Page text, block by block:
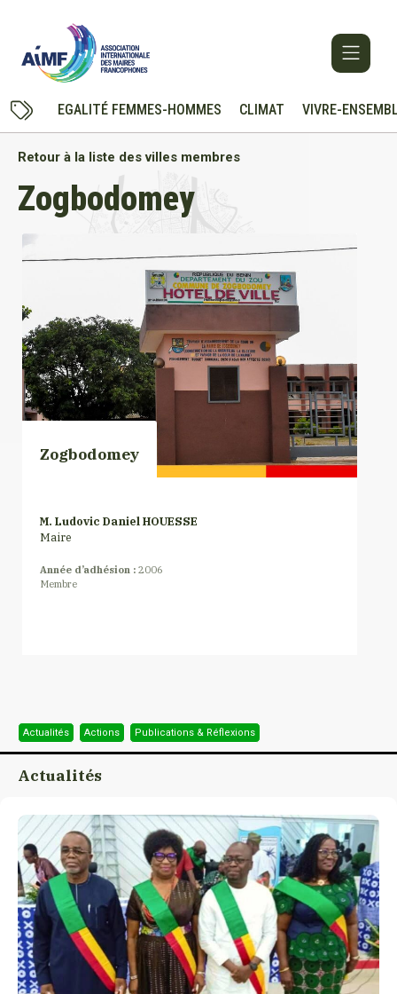
EGALITÉ FEMMES-HOMMES CLIMAT VIVRE-
Retour à la liste des villes membres
Zogbodomey
Zogbodomey
M. Ludovic Daniel HOUESSE
Maire
Année d’adhésion : 2006
Membre
Actualités Actions Publications & Réflexions
Actualités